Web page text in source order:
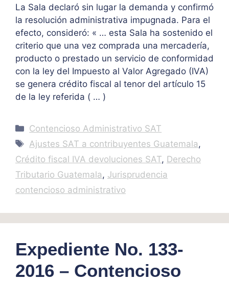
La Sala declaró sin lugar la demanda y confirmó
la resolución administrativa impugnada. Para el
efecto, consideró: « … esta Sala ha sostenido el
criterio que una vez comprada una mercadería,
producto o prestado un servicio de conformidad
con la ley del Impuesto al Valor Agregado (IVA)
se genera crédito fiscal al tenor del artículo 15
de la ley referida ( … )
Categories
Contencioso Administrativo SAT
Tags
Ajustes SAT a contribuyentes Guatemala,
Crédito fiscal IVA devoluciones SAT, Derecho
Tributario Guatemala, Jurisprudencia
contencioso administrativo
Expediente No. 133-
2016 – Contencioso